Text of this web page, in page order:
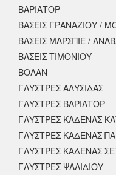
ΒΑΡΙΑΤΟΡ
ΒΑΣΕΙΣ ΓΡΑΝΑΖΙΟΥ /
ΒΑΣΕΙΣ ΜΑΡΣΠΙΕ /
ΒΑΣΕΙΣ ΤΙΜΟΝΙΟΥ
ΒΟΛΑΝ
ΓΛΥΣΤΡΕΣ ΑΛΥΣΙΔΑΣ
ΓΛΥΣΤΡΕΣ ΒΑΡΙΑΤΟΡ
ΓΛΥΣΤΡΕΣ ΚΑΔΕΝΑΣ
ΓΛΥΣΤΡΕΣ ΚΑΔΕΝΑΣ
ΓΛΥΣΤΡΕΣ ΚΑΔΕΝΑΣ
ΓΛΥΣΤΡΕΣ ΨΑΛΙΔΙΟΥ